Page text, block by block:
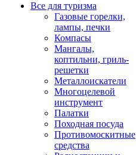
Все для туризма
Газовые горелки,
лампы, печки
Компасы
Мангалы,
коптильни, гриль-
решетки
Металлоискатели
Многоцелевой
инструмент
Палатки
Походная посуда
Противомоскитные
средства